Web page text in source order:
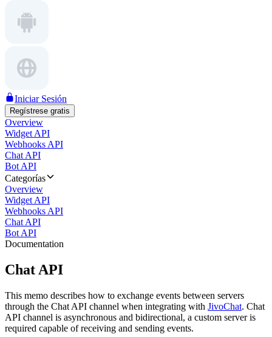
Iniciar Sesión
Regístrese gratis
Overview
Widget API
Webhooks API
Chat API
Bot API
Categorías
Overview
Widget API
Webhooks API
Chat API
Bot API
Documentation
Chat API
This memo describes how to exchange events between servers
through the Chat API channel when integrating with JivoChat. Chat
API channel is asynchronous and bidirectional, a custom server is
required capable of receiving and sending events.